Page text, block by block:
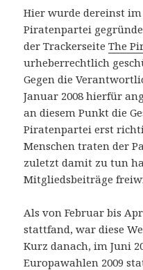
Hier wurde dereinst im
Piratenpartei
der TrackerseiteThe
urheberrechtlich
Gegen die
Januar 2008 hierfür
an diesem Punkt die
Piratenpartei erst
Menschen traten der
zuletzt damit zu tun
Mitgliedsbeiträge
Als von Februar bis
stattfand, war diese
Kurz danach, im Juni
Europawahlen 2009